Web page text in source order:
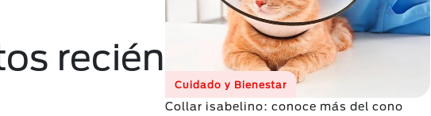
recién
Cuidado y Bienestar
Collar isabelino: conoce más del cono